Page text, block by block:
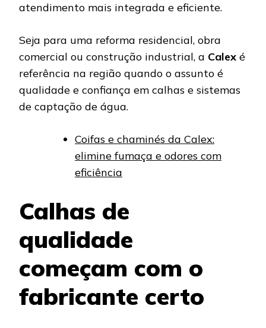
atendimento mais integrada e eficiente.
Seja para uma reforma residencial, obra
comercial ou construção industrial, a Calex é
referência na região quando o assunto é
qualidade e confiança em calhas e sistemas
de captação de água.
Coifas e chaminés da Calex:
elimine fumaça e odores com
eficiência
Calhas de
qualidade
começam com o
fabricante certo